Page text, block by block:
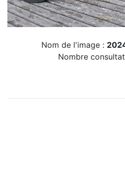
Nom de l'image :
Nombre